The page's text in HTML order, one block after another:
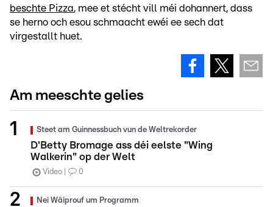
beschte Pizza, mee et stécht vill méi dohannert, dass
se herno och esou schmaacht ewéi ee sech dat
virgestallt huet.
Am meeschte gelies
Steet am Guinnessbuch vun de Weltrekorder
D'Betty Bromage ass déi eelste "Wing
Walkerin" op der Welt
Video 0
Nei Wäiprouf um Programm